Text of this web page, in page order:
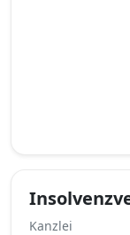
Kanzlei